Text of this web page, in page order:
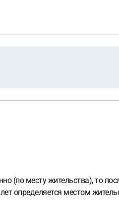
(по месту жительства), то
определяется местом